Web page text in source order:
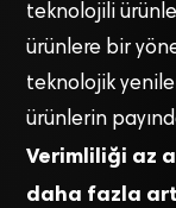
teknolojili
ürünlere bir
teknolojik
ürünlerin
Verimliliği az
daha fazla